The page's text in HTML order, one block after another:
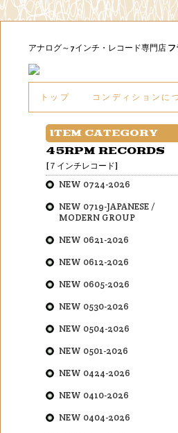
アナログ～7インチ・レコード専門店
トップ コンディションに
ITEM CATEGORY
45RPM RECORDS
[７インチレコード]
NEW 0724-2026
NEW 0719-JAPANESE /
MODERN GROUP
NEW 0621-2026
NEW 0612-2026
NEW 0605-2026
NEW 0530-2026
NEW 0504-2026
NEW 0501-2026
NEW 0424-2026
NEW 0410-2026
NEW 0404-2026